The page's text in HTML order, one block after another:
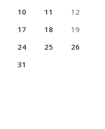
10 11
12
17 18
19
24 25
26
31